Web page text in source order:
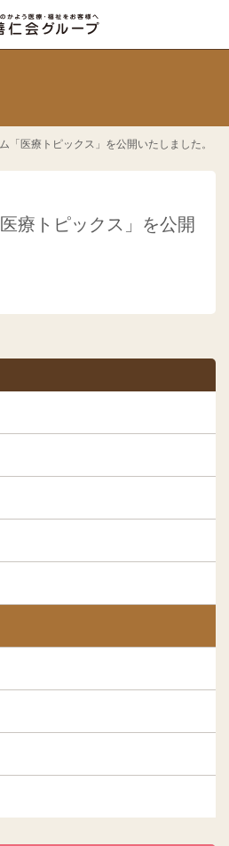
「医療トピックス」を公開いたしました。
療トピックス」を公開